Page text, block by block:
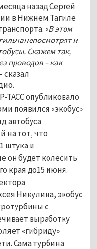
назад Сергей
в Нижнем Тагиле
«В этом
и
Скажем так,
проводов – как
сказал
ТАСС опубликовало
появился «экобус»
автобуса
на тот, что
штука и
он будет колесить
края до15 июня.
Никулина, экобус
с
выработку
«гибриду»
Сама турбина